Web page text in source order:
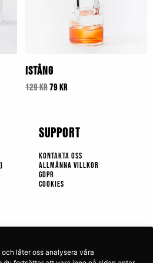
låter oss analysera våra
Istång
129kr79 kr
SUPPORT
Kontakta Oss
Allmänna Villkor
GDPR
Cookies